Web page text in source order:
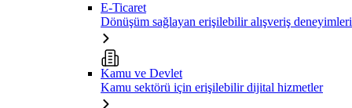
E-Ticaret
Dönüşüm sağlayan erişilebilir alışveriş deneyimleri
Kamu ve Devlet
Kamu sektörü için erişilebilir dijital hizmetler